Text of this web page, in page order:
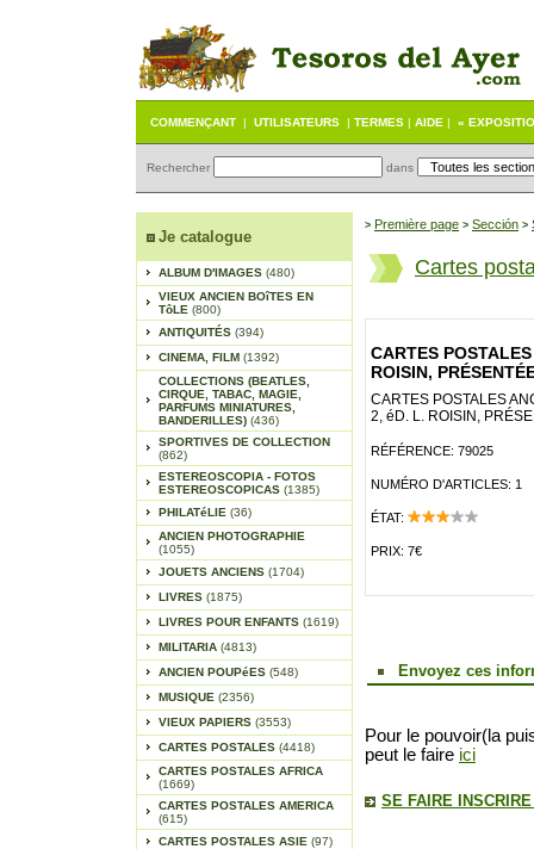
COMMENÇANT | UTILISATEURS | TERMES | AIDE | «
Rechercher dans
Je catalogue
ALBUM D'IMAGES (480)
VIEUX ANCIEN BOîTES EN
TôLE (800)
ANTIQUITÉS (394)
CINEMA, FILM (1392)
COLLECTIONS (BEATLES,
CIRQUE, TABAC, MAGIE,
PARFUMS MINIATURES,
BANDERILLES) (436)
SPORTIVES DE COLLECTION
(862)
ESTEREOSCOPIA - FOTOS
ESTEREOSCOPICAS (1385)
PHILATéLIE (36)
ANCIEN PHOTOGRAPHIE
(1055)
JOUETS ANCIENS (1704)
LIVRES (1875)
LIVRES POUR ENFANTS (1619)
MILITARIA (4813)
ANCIEN POUPéES (548)
MUSIQUE (2356)
VIEUX PAPIERS (3553)
CARTES POSTALES (4418)
CARTES POSTALES AFRICA
(1669)
CARTES POSTALES AMERICA
(615)
CARTES POSTALES ASIE (97)
> Première page > Sección >
Cartes
CARTES
ROISIN,
CARTES POSTALES
2, éD. L. ROISIN,
RÉFÉRENCE: 79025
NUMÉRO D'ARTICLES: 1
ÉTAT:
PRIX: 7€
Envoyez ces
Pour le pouvoir(la
peut le faire ici
SE FAIRE